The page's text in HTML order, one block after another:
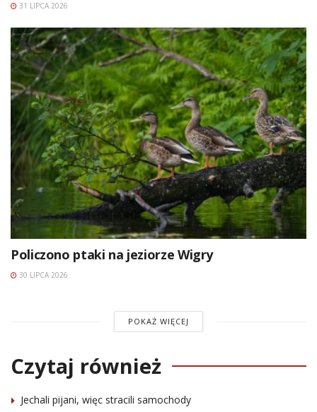
31 LIPCA 2026
Policzono ptaki na jeziorze Wigry
30 LIPCA 2026
POKAŻ WIĘCEJ
Czytaj również
Jechali pijani, więc stracili samochody